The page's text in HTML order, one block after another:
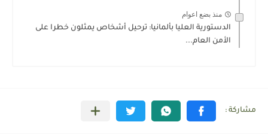
منذ بضع اعوام
الدستورية العليا بألمانيا: ترحيل أشخاص يمثلون خطرا على
الأمن العام...